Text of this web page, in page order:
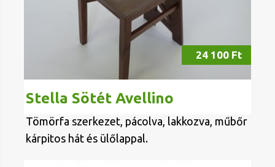
24 100 Ft
Stella Sötét Avellino
Tömörfa szerkezet, pácolva, lakkozva, műbőr
kárpitos hát és ülőlappal.